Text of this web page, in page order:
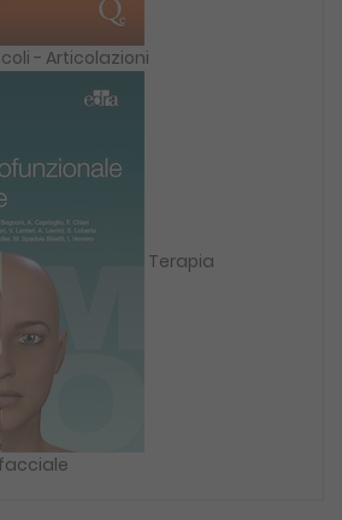
- Articolazioni
Terapia